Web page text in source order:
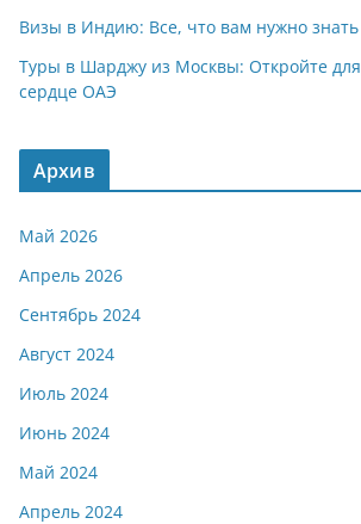
Визы в Индию: Все, что вам нужно знать
Туры в Шарджу из Москвы: Откройте для
сердце ОАЭ
Архив
Май 2026
Апрель 2026
Сентябрь 2024
Август 2024
Июль 2024
Июнь 2024
Май 2024
Апрель 2024